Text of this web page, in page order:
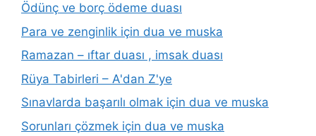
Ödünç ve borç ödeme duası
Para ve zenginlik için dua ve muska
Ramazan – ıftar duası , imsak duası
Rüya Tabirleri – A'dan Z'ye
Sınavlarda başarılı olmak için dua ve muska
Sorunları çözmek için dua ve muska